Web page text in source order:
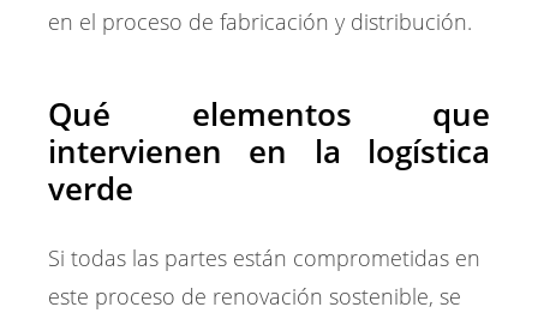
en el proceso de fabricación y distribución.
Qué elementos que
intervienen en la logística
verde
Si todas las partes están comprometidas en
este proceso de renovación sostenible, se